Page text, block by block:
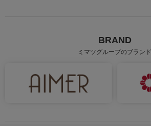
BRAND
ミマツグループのブランド